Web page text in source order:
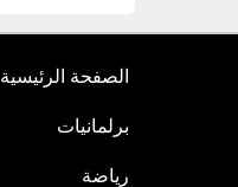
الصفحة الرئيسية
برلمانيات
رياضة